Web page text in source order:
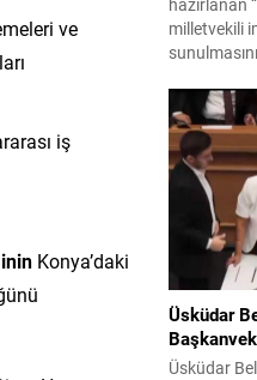
ve
iş
Konya’daki
milletvekili
Toplantı
bildiri, ülke
15 dakika
terörle
Üsküdar
Üsküdar